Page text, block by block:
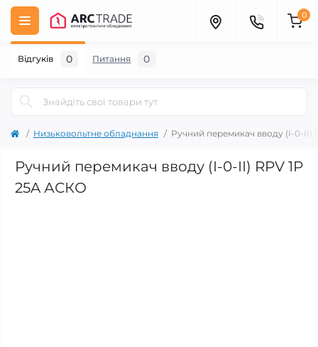
0
Низьковольтне обладнання Ручний перемикач вводу (І-0-ІІ)
Ручний перемикач вводу (І-0-ІІ) RPV 1P
25A АСКО
Відгуків 0 Питання 0